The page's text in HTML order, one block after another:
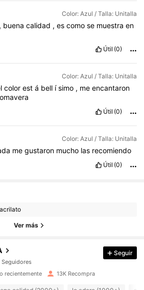
Color: Azul / Talla: Unitalla
, buena calidad , es como se muestra en
Útil (0)
Color: Azul / Talla: Unitalla
color est á bell ísimo , me encantaron
Útil (0)
Color: Azul / Talla: Unitalla
me gustaron mucho las recomiendo
Útil (0)
Ver más
Seguidores
Seguidores
Seguir
recientemente 13K Recompra